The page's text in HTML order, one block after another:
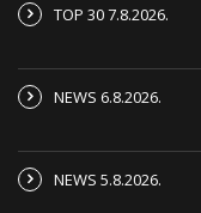
TOP 30 7.8.2026.
NEWS 6.8.2026.
NEWS 5.8.2026.